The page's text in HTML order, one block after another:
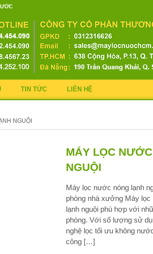
TIN TỨC LIÊN HỆ
NGUỘI
MÁY LỌC
NGUỘI
Máy lọc nước nóng lạnh
phòng nhà xưởng Máy
lạnh nguội phù hợp với
phòng. Với số lượng sử
nghệ lọc tối ưu không
công […]